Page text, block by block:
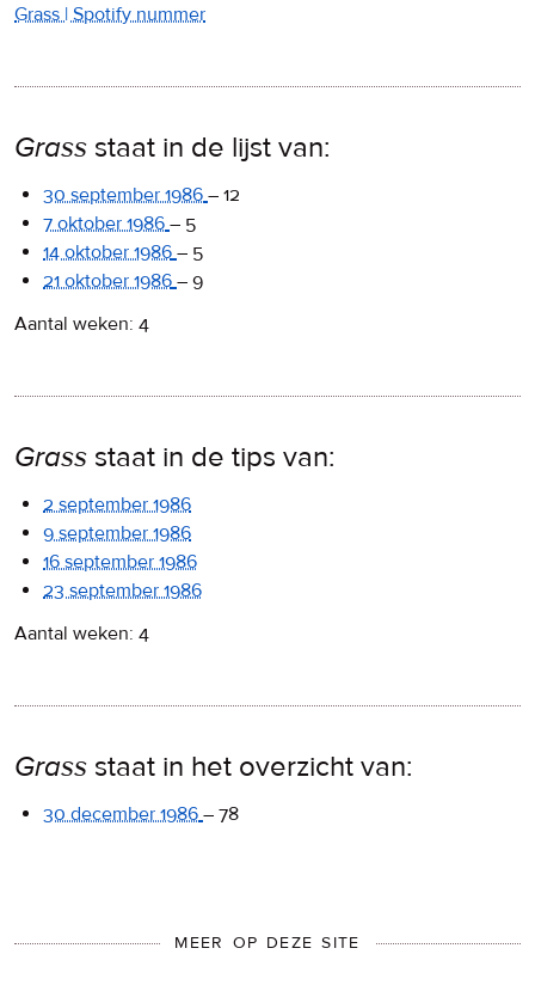
Grass | Spotify nummer
Grass staat in de lijst van:
30 september 1986 – 12
7 oktober 1986 – 5
14 oktober 1986 – 5
21 oktober 1986 – 9
Aantal weken: 4
Grass staat in de tips van:
2 september 1986
9 september 1986
16 september 1986
23 september 1986
Aantal weken: 4
Grass staat in het overzicht van:
30 december 1986 – 78
MEER OP DEZE SITE